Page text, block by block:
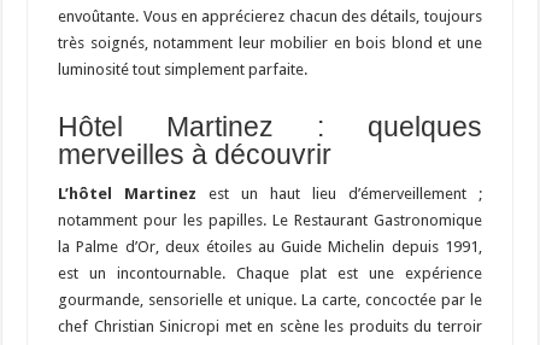
envoûtante. Vous en apprécierez chacun des détails, toujours
très soignés, notamment leur mobilier en bois blond et une
luminosité tout simplement parfaite.
Hôtel Martinez : quelques
merveilles à découvrir
L’hôtel Martinez est un haut lieu d’émerveillement ;
notamment pour les papilles. Le Restaurant Gastronomique
la Palme d’Or, deux étoiles au Guide Michelin depuis 1991,
est un incontournable. Chaque plat est une expérience
gourmande, sensorielle et unique. La carte, concoctée par le
chef Christian Sinicropi met en scène les produits du terroir